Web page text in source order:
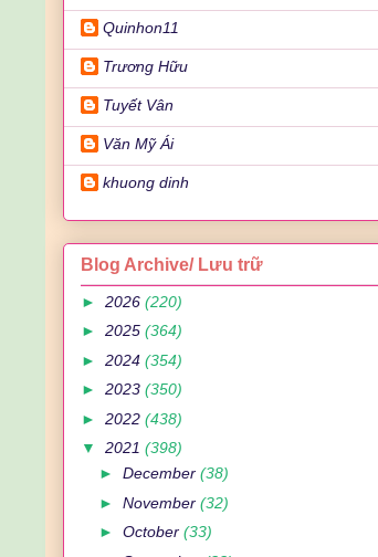
Quinhon11
Trương Hữu
Tuyết Vân
Văn Mỹ Ái
khuong dinh
Blog Archive/ Lưu trữ
► 2026 (220)
► 2025 (364)
► 2024 (354)
► 2023 (350)
► 2022 (438)
▼ 2021 (398)
►December(38)
►November(32)
►October(33)